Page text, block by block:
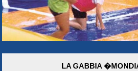
LA GABBIA